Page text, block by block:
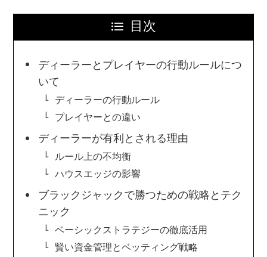
目次
ディーラーとプレイヤーの行動ルールにつ
いて
ディーラーの行動ルール
プレイヤーとの違い
ディーラーが有利とされる理由
ルール上の不均衡
ハウスエッジの影響
ブラックジャックで勝つための戦略とテク
ニック
ベーシックストラテジーの徹底活用
賢い資金管理とベッティング戦略